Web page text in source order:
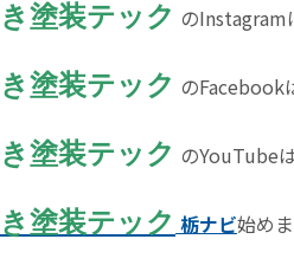
塗装テック のInstagram
塗装テック のFacebook
塗装テック のYouTube
塗装テック 栃ナビ始め